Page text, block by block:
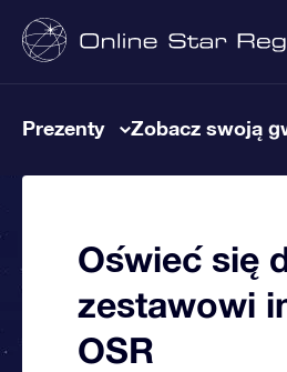
Prezenty Zobacz swoją
Oświeć się
zestawowi
OSR